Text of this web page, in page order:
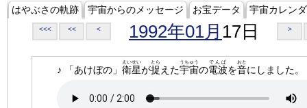
はやぶさの軌跡 宇宙からのメッセージ お宝データ 宇宙カレン
<<< << < 1992年01月 17日 >
♪ 「あけぼの」 衛星
えいせい
が捉
とら
えた宇宙
うちゅう
の電波
でんぱ
を音
おと
にしました。